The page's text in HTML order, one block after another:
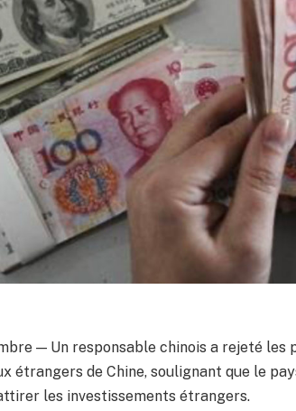
— Un responsable chinois a rejeté
étrangers de Chine, soulignant que le
les investissements étrangers.